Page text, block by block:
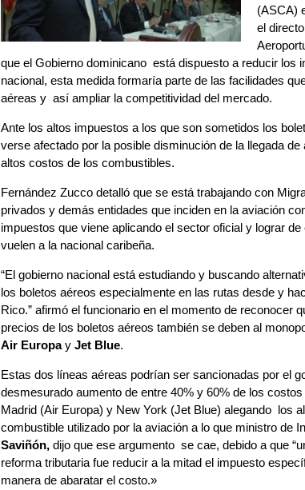
(ASCA)
el
que el Gobierno dominicano está dispuesto a reducir los
nacional, esta medida formaría parte de las facilidades
aéreas y así ampliar la competitividad del mercado.
Ante los altos impuestos a los que son sometidos los
verse afectado por la posible disminución de la llegada
altos costos de los combustibles.
Fernández Zucco detalló que se está trabajando con
privados y demás entidades que inciden en la aviación
impuestos que viene aplicando el sector oficial y lograr
vuelen a la nacional caribeña.
“El gobierno nacional está estudiando y buscando
los boletos aéreos especialmente en las rutas desde y
Rico.” afirmó el funcionario en el momento de reconocer
precios de los boletos aéreos también se deben al
Air Europay Jet Blue.
Estas dos líneas aéreas podrían ser sancionadas por el
desmesurado aumento de entre 40% y 60% de los
Madrid (Air Europa) y New York (Jet Blue) alegando los
combustible utilizado por la aviación a lo que ministro de
Saviñón,dijo que ese argumento se cae, debido a que
reforma tributaria fue reducir a la mitad el impuesto
manera de abaratar el costo.»